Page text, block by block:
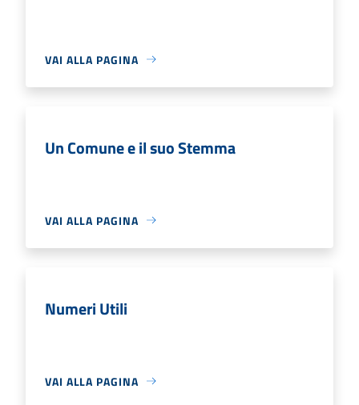
VAI ALLA PAGINA
Un Comune e il suo Stemma
VAI ALLA PAGINA
Numeri Utili
VAI ALLA PAGINA